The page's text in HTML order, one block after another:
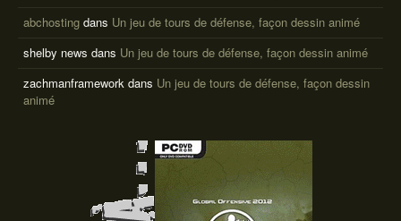
abchosting dans Un jeu de tours de défense, façon dessin animé
shelby news dans Un jeu de tours de défense, façon dessin animé
zachmanframework dans Un jeu de tours de défense, façon dessin
animé